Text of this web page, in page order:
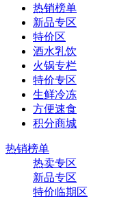
热销榜单
新品专区
特价区
酒水乳饮
火锅专栏
特价专区
生鲜冷冻
方便速食
积分商城
热销榜单
热卖专区
新品专区
特价临期区